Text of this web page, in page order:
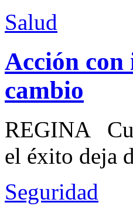
Salud
Acción
cambio
REGINA
el éxito deja
Seguridad